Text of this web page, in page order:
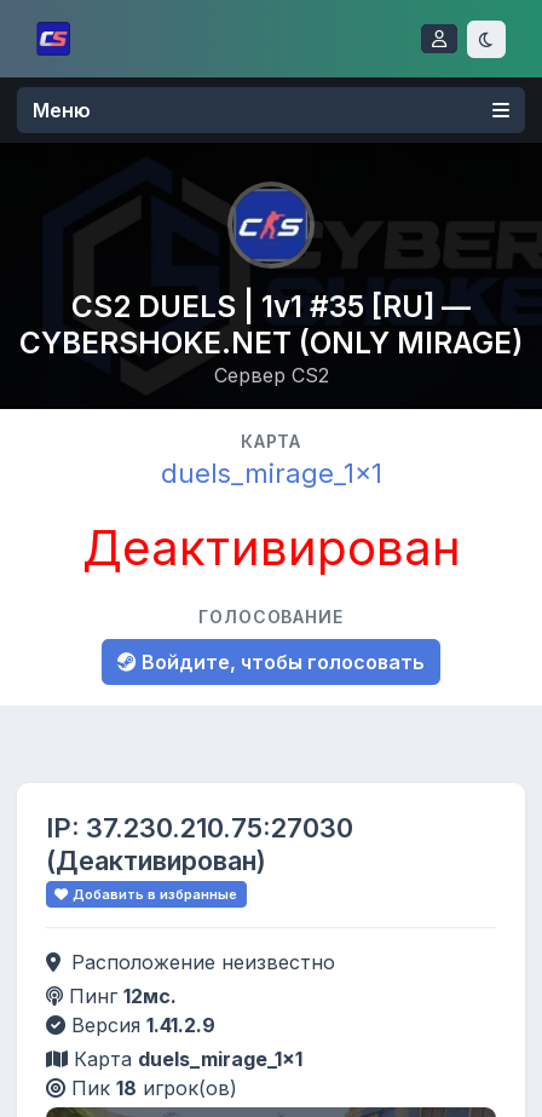
Меню
CS2 DUELS | 1v1 #35 [RU] —
CYBERSHOKE.NET (ONLY MIRAGE)
Сервер CS2
КАРТА
duels_mirage_1x1
Деактивирован
ГОЛОСОВАНИЕ
Войдите, чтобы голосовать
IP: 37.230.210.75:27030
(Деактивирован)
Добавить в избранные
Расположение неизвестно
Пинг 12мс.
Версия 1.41.2.9
Карта duels_mirage_1x1
Пик 18 игрок(ов)